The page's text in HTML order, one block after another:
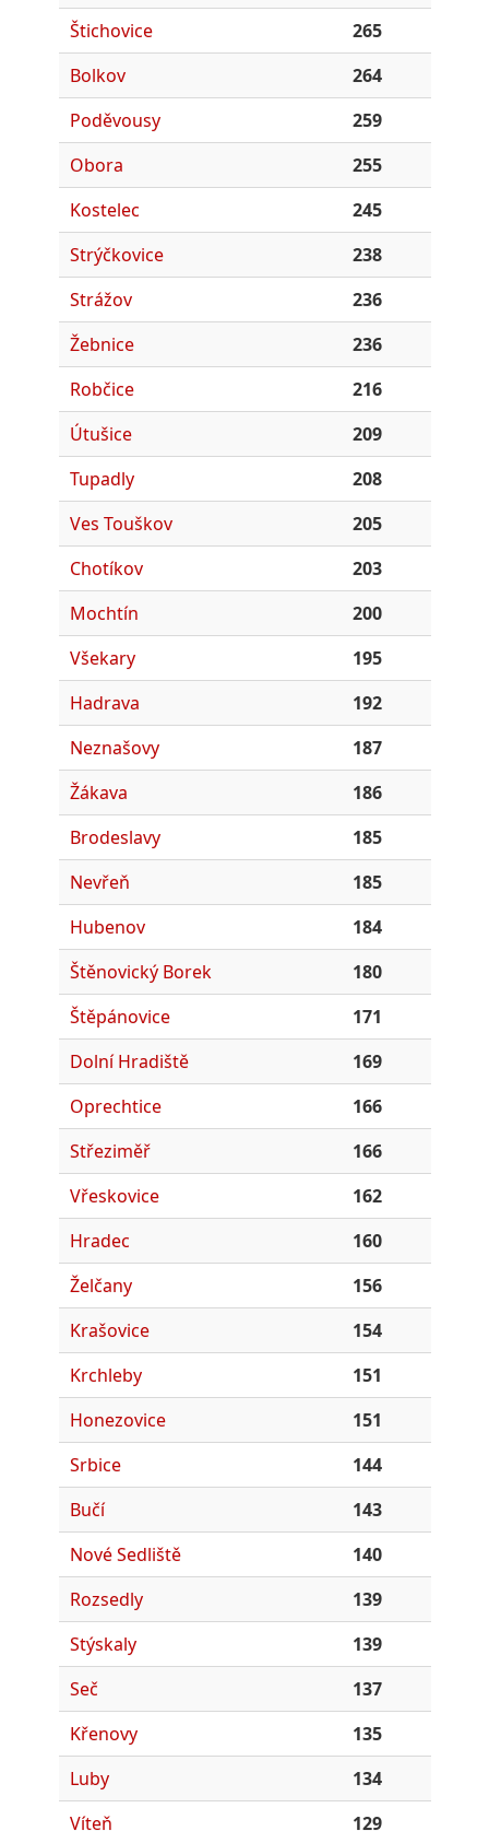
Štichovice
265
Bolkov
264
Poděvousy
259
Obora
255
Kostelec
245
Strýčkovice
238
Strážov
236
Žebnice
236
Robčice
216
Útušice
209
Tupadly
208
Ves Touškov
205
Chotíkov
203
Mochtín
200
Všekary
195
Hadrava
192
Neznašovy
187
Žákava
186
Brodeslavy
185
Nevřeň
185
Hubenov
184
Štěnovický Borek
180
Štěpánovice
171
Dolní Hradiště
169
Oprechtice
166
Střeziměř
166
Vřeskovice
162
Hradec
160
Želčany
156
Krašovice
154
Krchleby
151
Honezovice
151
Srbice
144
Bučí
143
Nové Sedliště
140
Rozsedly
139
Stýskaly
139
Seč
137
Křenovy
135
Luby
134
Víteň
129